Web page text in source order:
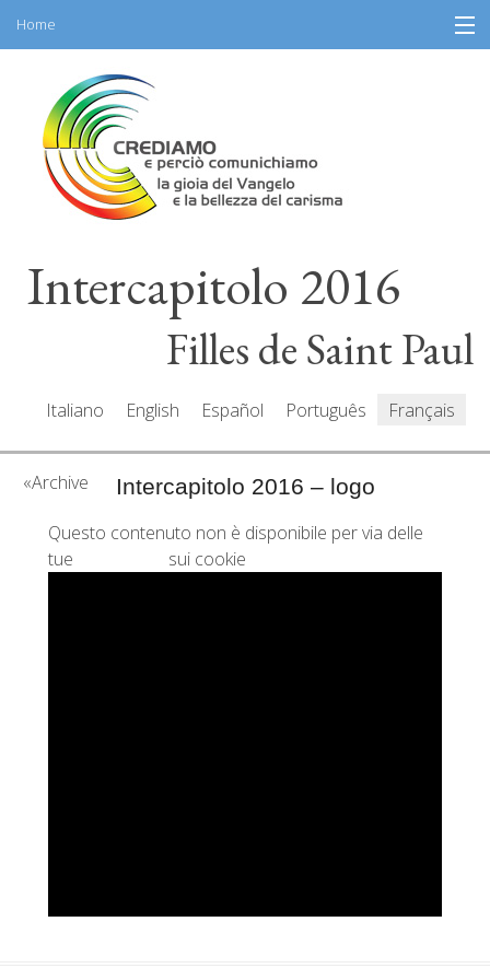
content
Home
Information
Programme
Partecipantes
Intervenants
Ressources
Intercapitolo 2016
Filles de Saint Paul
Italiano English Español Português Français
Archive Intercapitolo 2016 – logo
Questo contenuto non è disponibile per via delle
tue
sui cookie